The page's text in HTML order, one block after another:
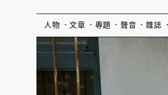
人物 文章 專題 聲音 雜誌